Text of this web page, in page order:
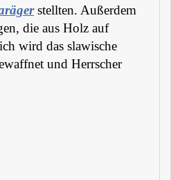
stellten. Außerdem
die aus Holz auf
wird das slawische
und Herrscher